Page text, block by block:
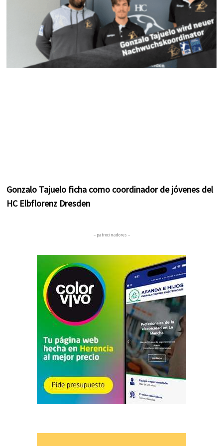
Gonzalo Tajuelo ficha como coordinador de jóvenes del
HC Elbflorenz Dresden
– patrocinadores –